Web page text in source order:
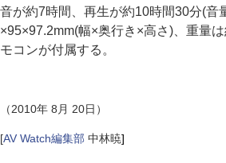
音が約7時間、再生が約10時間30分(音
×95×97.2mm(幅×奥行き×高さ)、重量
モコンが付属する。
（2010年 8月 20日）
[AV Watch編集部 中林暁]